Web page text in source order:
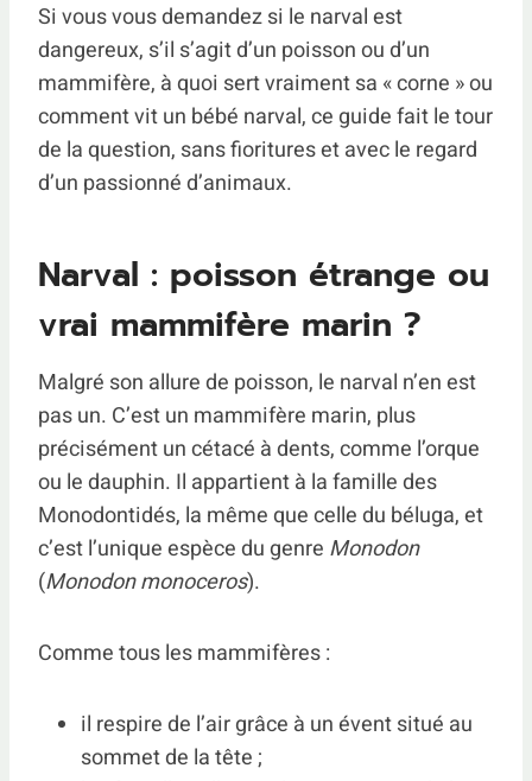
Si vous vous demandez si le narval est
dangereux, s’il s’agit d’un poisson ou d’un
mammifère, à quoi sert vraiment sa « corne » ou
comment vit un bébé narval, ce guide fait le tour
de la question, sans fioritures et avec le regard
d’un passionné d’animaux.
Narval : poisson étrange ou
vrai mammifère marin ?
Malgré son allure de poisson, le narval n’en est
pas un. C’est un mammifère marin, plus
précisément un cétacé à dents, comme l’orque
ou le dauphin. Il appartient à la famille des
Monodontidés, la même que celle du béluga, et
c’est l’unique espèce du genre Monodon
(Monodon monoceros).
Comme tous les mammifères :
il respire de l’air grâce à un évent situé au
sommet de la tête ;